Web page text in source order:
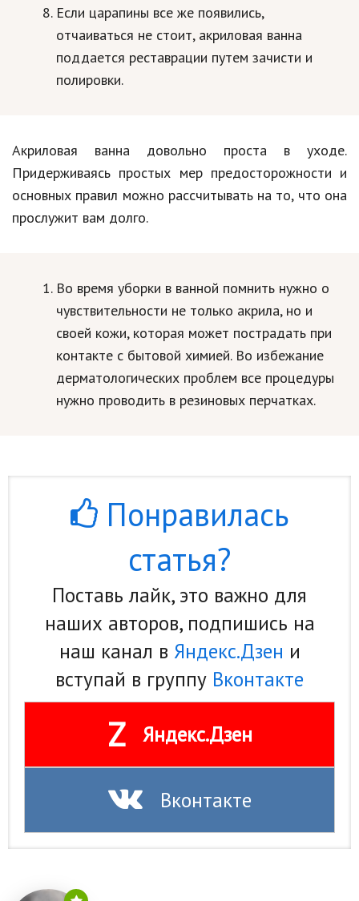
Если царапины все же появились,
отчаиваться не стоит, акриловая ванна
поддается реставрации путем зачисти и
полировки.
Акриловая ванна довольно проста в уходе.
Придерживаясь простых мер предосторожности и
основных правил можно рассчитывать на то, что она
прослужит вам долго.
Во время уборки в ванной помнить нужно о
чувствительности не только акрила, но и
своей кожи, которая может пострадать при
контакте с бытовой химией. Во избежание
дерматологических проблем все процедуры
нужно проводить в резиновых перчатках.
Понравилась
статья?
Поставь лайк, это важно для
наших авторов, подпишись на
наш канал в Яндекс.Дзен и
вступай в группу Вконтакте
Z Яндекс.Дзен
Вконтакте